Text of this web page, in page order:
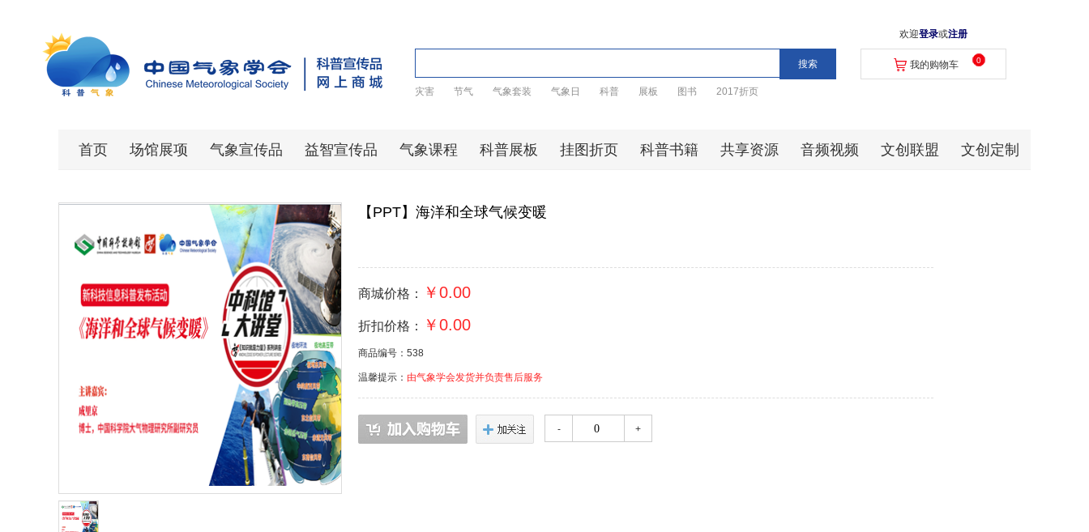
灾害 节气 气象套装 气象日 科普 展板 图书 2017折页
欢迎登录或注册
我的购物车 0
首页 场馆展项 气象宣传品 益智宣传品 气象课程 科普展板 挂图折页 科普书籍 共享资源 音频视频 文创联盟 文创定制
【PPT】海洋和全球气候变暖
商城价格： ￥0.00
折扣价格： ￥0.00
商品编号：538
温馨提示： 由气象学会发货并负责售后服务
- +